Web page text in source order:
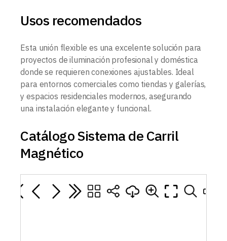
Usos recomendados
Esta unión flexible es una excelente solución para
proyectos de iluminación profesional y doméstica
donde se requieren conexiones ajustables. Ideal
para entornos comerciales como tiendas y galerías,
y espacios residenciales modernos, asegurando
una instalación elegante y funcional.
Catálogo Sistema de Carril
Magnético